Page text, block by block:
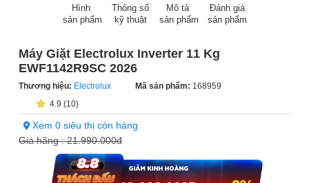
Hình
sản phẩm
Thông số
kỹ thuật
Mô tả
sản phẩm
Đánh giá
sản phẩm
Máy Giặt Electrolux Inverter 11 Kg
EWF1142R9SC 2026
Thương hiệu: Electrolux Mã sản phẩm: 168959
4.9 (10)
Xem 0 siêu thị còn hàng
Giá hãng :21.990.000đ